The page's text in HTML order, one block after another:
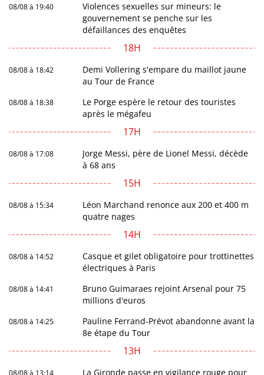
08/08 à 19:40
Violences sexuelles sur mineurs: le
gouvernement se penche sur les
défaillances des enquêtes
18H
08/08 à 18:42
Demi Vollering s'empare du maillot jaune
au Tour de France
08/08 à 18:38
Le Porge espère le retour des touristes
après le mégafeu
17H
08/08 à 17:08
Jorge Messi, père de Lionel Messi, décède
à 68 ans
15H
08/08 à 15:34
Léon Marchand renonce aux 200 et 400 m
quatre nages
14H
08/08 à 14:52
Casque et gilet obligatoire pour trottinettes
électriques à Paris
08/08 à 14:41
Bruno Guimaraes rejoint Arsenal pour 75
millions d'euros
08/08 à 14:25
Pauline Ferrand-Prévot abandonne avant la
8e étape du Tour
13H
08/08 à 13:14
La Gironde passe en vigilance rouge pour